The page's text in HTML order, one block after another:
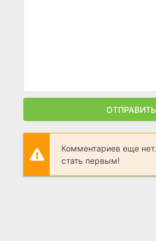
ОТПРАВИТЬ
Комментариев еще
стать первым!